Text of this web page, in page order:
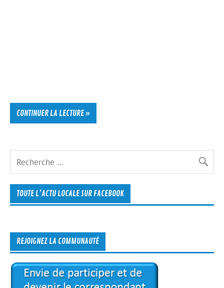
CONTINUER LA LECTURE »
TOUTE L’ACTU LOCALE SUR FACEBOOK
REJOIGNEZ LA COMMUNAUTÉ